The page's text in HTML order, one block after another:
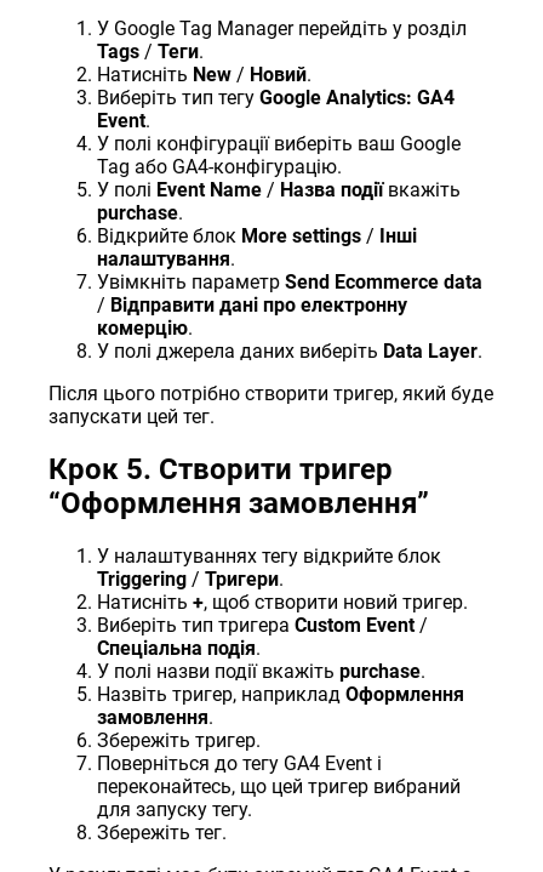
У Google Tag Manager перейдіть у розділ
Tags /Теги.
Натисніть New / Новий.
Виберіть тип тегуGoogle Analytics: GA4
Event.
У полі конфігурації виберіть ваш Google
Tag або GA4-конфігурацію.
У полі Event Name / Назва подіївкажіть
purchase.
Відкрийте блок More settings / Інші
налаштування.
Увімкніть параметрSend Ecommerce data
/ Відправити дані про електронну
комерцію.
У полі джерела даних виберіть Data Layer.
Після цього потрібно створити тригер, який буде
запускати цей тег.
Крок 5. Створити тригер
“Оформлення замовлення”
У налаштуваннях тегу відкрийте блок
Triggering /Тригери.
Натисніть+, щоб створити новий тригер.
Виберіть тип тригераCustom Event/
Спеціальна подія.
У полі назви події вкажітьpurchase.
Назвіть тригер, наприкладОформлення
замовлення.
Збережіть тригер.
Поверніться до тегу GA4 Event і
переконайтесь, що цей тригер вибраний
для запуску тегу.
Збережіть тег.